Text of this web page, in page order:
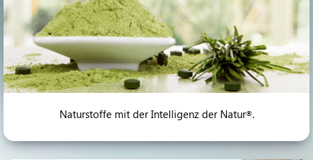
Naturstoffe mit der Intelligenz der Natur®.